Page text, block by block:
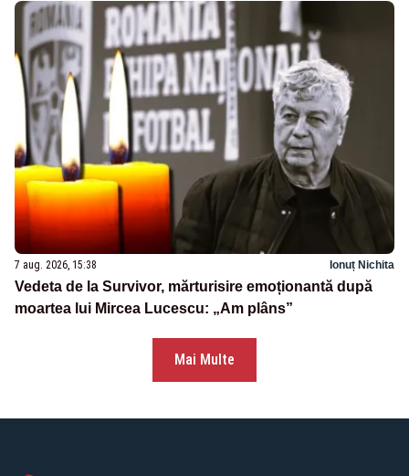
7 aug. 2026, 15:38 Ionuț Nichita
Vedeta de la Survivor, mărturisire emoționantă după
moartea lui Mircea Lucescu: „Am plâns”
Mai Multe